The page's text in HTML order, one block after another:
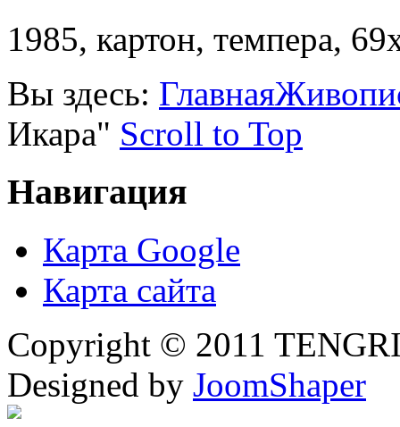
1985, картон, темпера,
Вы здесь: Главная
Икара" Scroll to Top
Навигация
Карта Google
Карта сайта
Copyright © 2011
Designed by JoomShaper